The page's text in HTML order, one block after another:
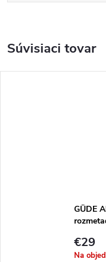
Súvisiaci tovar
GÜDE
€29
Na